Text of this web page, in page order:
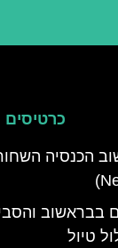
כרטיסים
בבראשוב
טיול